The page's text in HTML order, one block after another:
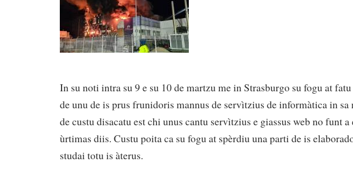
In su noti intra su 9 e su 10 de martzu me in Strasburgo su fogu at
de unu de is prus frunidoris mannus de servìtzius de informàtica in sa
de custu disacatu est chi unus cantu servìtzius e giassus web no funt
ùrtimas diis. Custu poita ca su fogu at spèrdiu una parti de is
studai totu is àterus.